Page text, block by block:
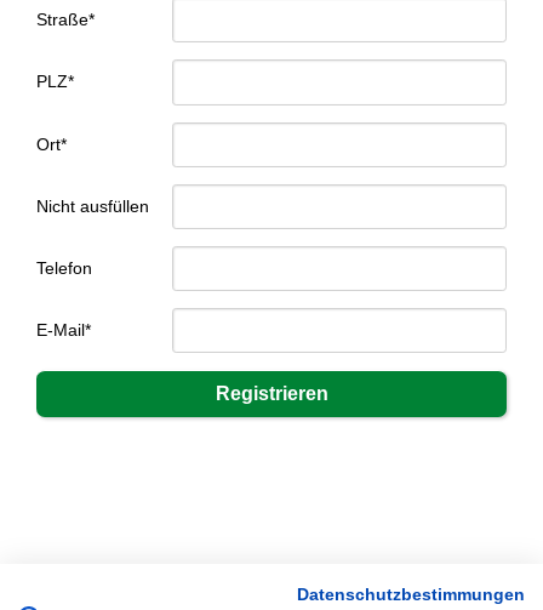
Straße*
PLZ*
Ort*
Nicht ausfüllen
Telefon
E-Mail*
Datenschutzbestimmungen